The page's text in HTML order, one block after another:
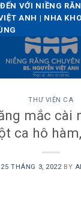
VỚI NIỀNG
ANH | NHA
THƯ VIỆN CA
mắc cài
ca hô
25 THÁNG 3, 2022 BY